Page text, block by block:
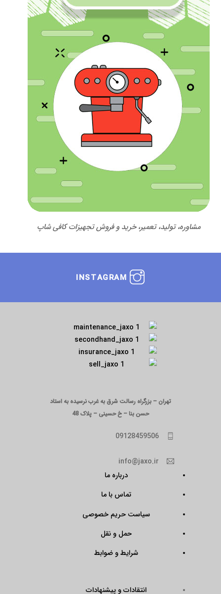
مشاوره، تولید، تعمیر، خرید و فروش تجهیزات کافی شاپ
INSTAGRAM
تهران – بزرگراه رسالت شرق به غرب نرسیده به استاد
حسن بنا – خ حسینی – پلاک 48
09128459506
info@jaxo.ir
درباره ما
تماس با ما
سیاست حریم خصوصی
حمل و نقل
شرایط و ضوابط
انتقادات و پیشنهادات